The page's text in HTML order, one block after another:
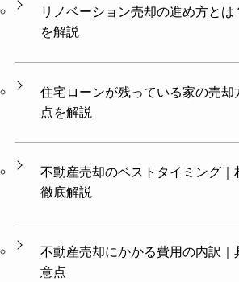
リノベーション売却の進め方とは
を解説
住宅ローンが残っている家の売却
点を解説
不動産売却のベストタイミング｜
徹底解説
不動産売却にかかる費用の内訳｜
意点